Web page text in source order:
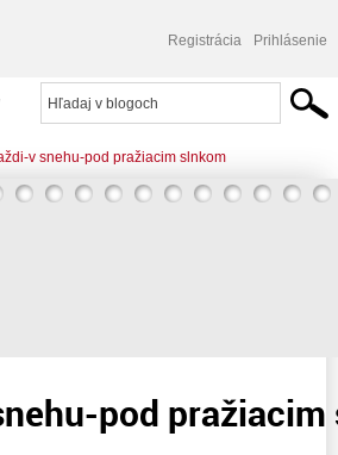
Registrácia Prihlásenie
v snehu-pod pražiacim slnkom
pod